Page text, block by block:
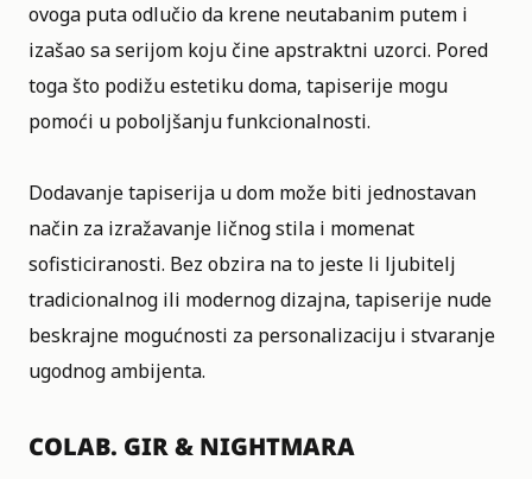
ovoga puta odlučio da krene neutabanim putem i
izašao sa serijom koju čine apstraktni uzorci. Pored
toga što podižu estetiku doma, tapiserije mogu
pomoći u poboljšanju funkcionalnosti.
Dodavanje tapiserija u dom može biti jednostavan
način za izražavanje ličnog stila i momenat
sofisticiranosti. Bez obzira na to jeste li ljubitelj
tradicionalnog ili modernog dizajna, tapiserije nude
beskrajne mogućnosti za personalizaciju i stvaranje
ugodnog ambijenta.
COLAB. GIR & NIGHTMARA